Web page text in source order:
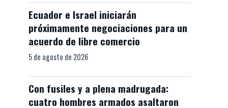
Ecuador e Israel iniciarán
próximamente negociaciones para un
acuerdo de libre comercio
5 de agosto de 2026
Con fusiles y a plena madrugada:
cuatro hombres armados asaltaron